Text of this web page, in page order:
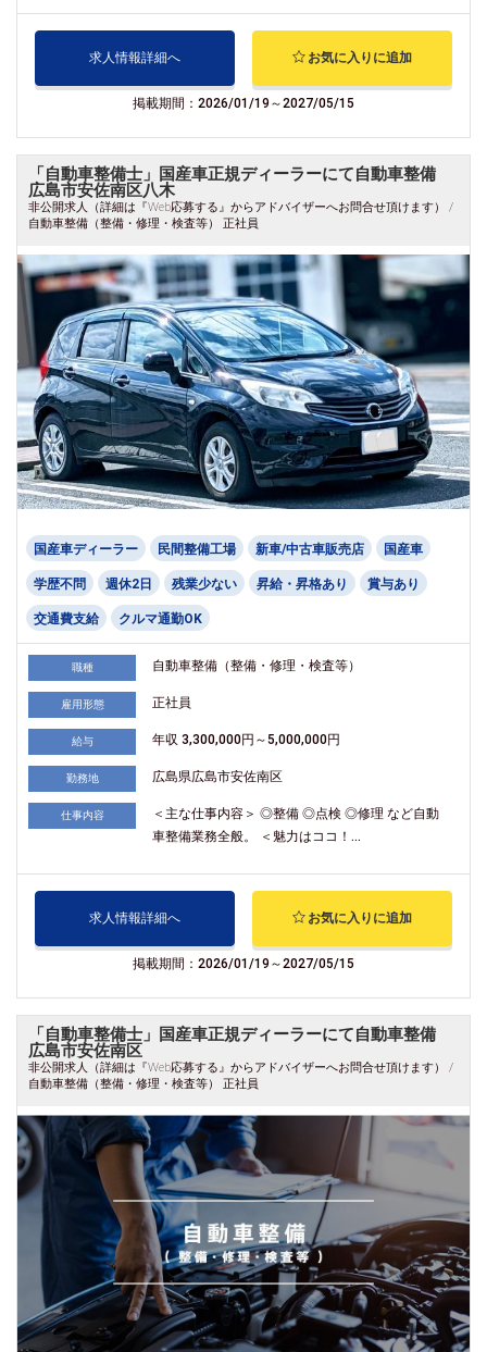
求人情報詳細へ お気に入りに追加
掲載期間：2026/01/19～2027/05/15
「自動車整備士」国産車正規ディーラーにて自動車整備
広島市安佐南区八木
非公開求人（詳細は『Web応募する』からアドバイザーへお問合せ頂けます） /
自動車整備（整備・修理・検査等） 正社員
国産車ディーラー 民間整備工場 新車/中古車販売店 国産車
学歴不問 週休2日 残業少ない 昇給・昇格あり 賞与あり
交通費支給 クルマ通勤OK
職種 自動車整備（整備・修理・検査等）
雇用形態 正社員
給与 年収 3,300,000円～5,000,000円
勤務地 広島県広島市安佐南区
仕事内容
＜主な仕事内容＞ ◎整備 ◎点検 ◎修理 など自動
車整備業務全般。 ＜魅力はココ！...
求人情報詳細へ お気に入りに追加
掲載期間：2026/01/19～2027/05/15
「自動車整備士」国産車正規ディーラーにて自動車整備
広島市安佐南区
非公開求人（詳細は『Web応募する』からアドバイザーへお問合せ頂けます） /
自動車整備（整備・修理・検査等） 正社員